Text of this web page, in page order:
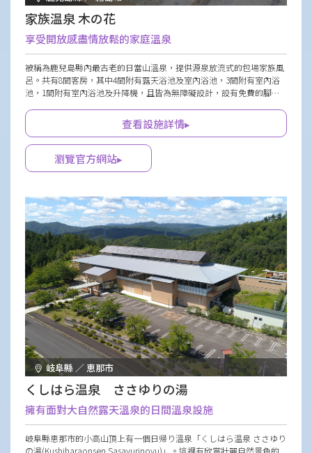
家族温泉 木の花
享受開放感盡情放鬆的家庭溫泉
被稱為鹿兒島縣內最古老的日當山溫泉，提供源泉放流式的包場家族風
呂。共有8間客房，其中4間附有露天浴池及室內浴池，3間附有室內浴
池，1間附有室內浴池及升降機，且皆為無障礙設計，設有免費的腳湯
及檜木製兩種，中庭積水區讓人聯想到泰國渡假勝地。
查看設施詳情▸
瀏覽官方網站▸
岐阜縣 ／ 恵那市
くしはら温泉 ささゆりの湯
擁有面對大自然露天溫泉的日間溫泉設施
岐阜縣恵那市的小高山頂上有一個日帰り溫泉「くしはら温泉 ささゆり